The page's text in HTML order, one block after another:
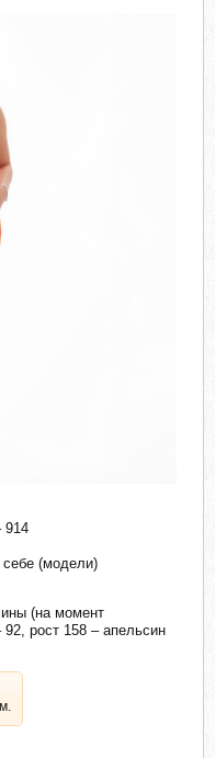
914
себе (модели)
(на момент
рост 158 – апельсин